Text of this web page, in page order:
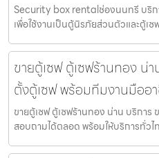
Security box rentalช่องนนทรี บริก
เพื่อใช้งานเป็นตู้นิรภัยส่วนตัวและตู้เ
ขายตู้เซฟ ตู้เซฟร้านทอง น่
ตั้งตู้เซฟ พร้อมทีมงานมืออ
ขายตู้เซฟ ตู้เซฟร้านทอง น่าน บริกา
สอบถามได้ตลอด พร้อมให้บริการทั่วไ